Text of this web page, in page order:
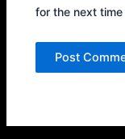
for the next time